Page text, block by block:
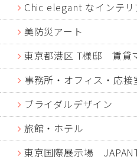
Chic elegant なインテリ
美防災アート
東京都港区 T様邸 賃貸
事務所・オフィス・応接
ブライダルデザイン
旅館・ホテル
東京国際展示場